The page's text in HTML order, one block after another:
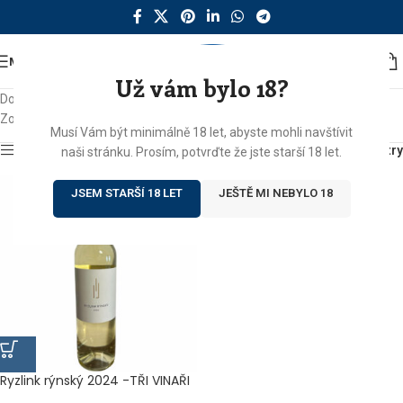
Už vám bylo 18?
Musí Vám být minimálně 18 let, abyste mohli navštívit
naši stránku. Prosím, potvrďte že jste starší 18 let.
JSEM STARŠÍ 18 LET JEŠTĚ MI NEBYLO 18
MENU
Domů
Produkty se štítkem „bílé víno Morava“
Zobrazen jediný výsledek
Zobrazit sidebar Filtry
Ryzlink rýnský 2024 -TŘI VINAŘI